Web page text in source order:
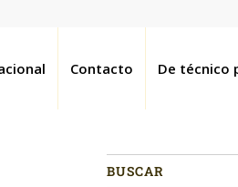
Contacto De técnico
BUSCAR